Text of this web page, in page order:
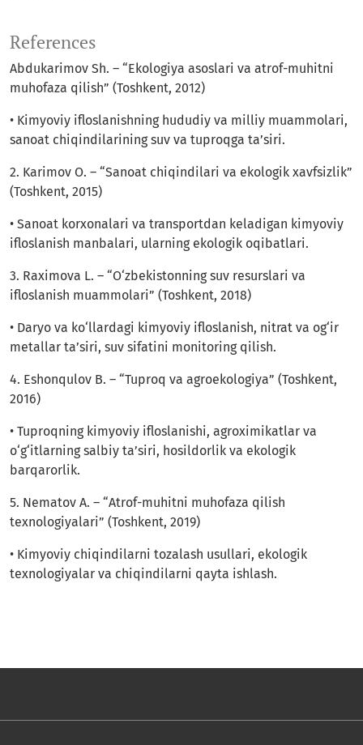
References
Abdukarimov Sh. – “Ekologiya asoslari va atrof-muhitni
muhofaza qilish” (Toshkent, 2012)
• Kimyoviy ifloslanishning hududiy va milliy muammolari,
sanoat chiqindilarining suv va tuproqga ta’siri.
2. Karimov O. – “Sanoat chiqindilari va ekologik xavfsizlik”
(Toshkent, 2015)
• Sanoat korxonalari va transportdan keladigan kimyoviy
ifloslanish manbalari, ularning ekologik oqibatlari.
3. Raximova L. – “O‘zbekistonning suv resurslari va
ifloslanish muammolari” (Toshkent, 2018)
• Daryo va ko‘llardagi kimyoviy ifloslanish, nitrat va og‘ir
metallar ta’siri, suv sifatini monitoring qilish.
4. Eshonqulov B. – “Tuproq va agroekologiya” (Toshkent,
2016)
• Tuproqning kimyoviy ifloslanishi, agroximikatlar va
o‘g‘itlarning salbiy ta’siri, hosildorlik va ekologik
barqarorlik.
5. Nematov A. – “Atrof-muhitni muhofaza qilish
texnologiyalari” (Toshkent, 2019)
• Kimyoviy chiqindilarni tozalash usullari, ekologik
texnologiyalar va chiqindilarni qayta ishlash.